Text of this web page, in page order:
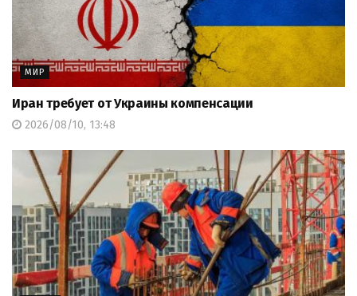
МИР
Иран требует от Украины компенсации
2026/08/10, 13:48